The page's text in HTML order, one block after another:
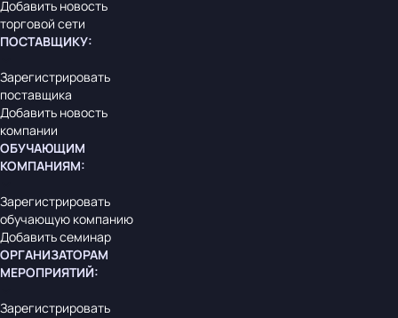
Добавить новость
торговой сети
ПОСТАВЩИКУ:
Зарегистрировать
поставщика
Добавить новость
компании
ОБУЧАЮЩИМ
КОМПАНИЯМ:
Зарегистрировать
обучающую компанию
Добавить семинар
ОРГАНИЗАТОРАМ
МЕРОПРИЯТИЙ:
Зарегистрировать